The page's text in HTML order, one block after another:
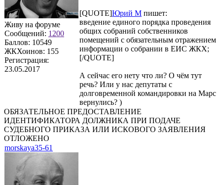
Живу на форуме
Сообщений: 1200
Баллов: 10549
ЖКХоинов: 155
Регистрация:
23.05.2017
[QUOTE]Юрий М пишет:
введение единого порядка проведения
общих собраний собственников
помещений с обязательным отражением
информации о собрании в ЕИС ЖКХ;
[/QUOTE]
А сейчас его нету что ли? О чём тут
речь? Или у нас депутаты с
долговременной командировки на Марс
вернулись? )
ОБЯЗАТЕЛЬНОЕ ПРЕДОСТАВЛЕНИЕ
ИДЕНТИФИКАТОРА ДОЛЖНИКА ПРИ ПОДАЧЕ
СУДЕБНОГО ПРИКАЗА ИЛИ ИСКОВОГО ЗАЯВЛЕНИЯ
ОТЛОЖЕНО
morskaya35-61